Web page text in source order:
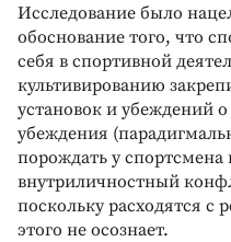
Исследование было
обоснование того, что
себя в спортивной
культивированию
установок и убеждений
убеждения
порождать у спортсмена
внутриличностный
поскольку расходятся с
этого не осознает.